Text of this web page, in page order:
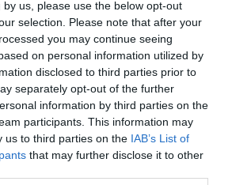
us, please use the below opt-out
selection. Please note that after your
you may continue seeing
on personal information utilized by
disclosed to third parties prior to
separately opt-out of the further
information by third parties on the
participants. This information may
us to third parties on the IAB’s List of
that may further disclose it to other